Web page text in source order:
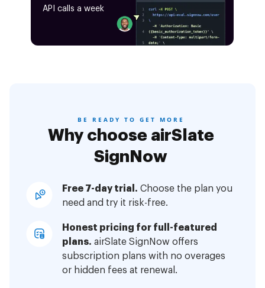
API calls a week
BE READY TO GET MORE
Why choose airSlate
SignNow
Free 7-day trial. Choose the plan you
need and try it risk-free.
Honest pricing for full-featured
plans. airSlate SignNow offers
subscription plans with no overages
or hidden fees at renewal.